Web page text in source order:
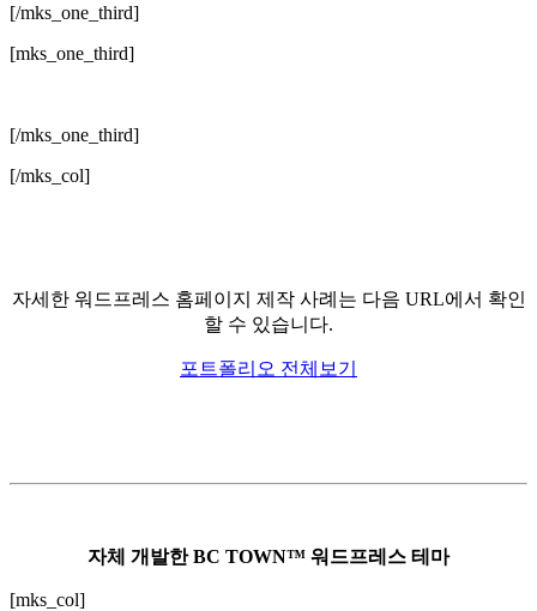
[/mks_one_third]
[mks_one_third]
[/mks_one_third]
[/mks_col]
자세한 워드프레스 홈페이지 제작 사례는 다음 URL에서 확인
할 수 있습니다.
포트폴리오 전체보기
자체 개발한 BC TOWN™ 워드프레스 테마
[mks_col]